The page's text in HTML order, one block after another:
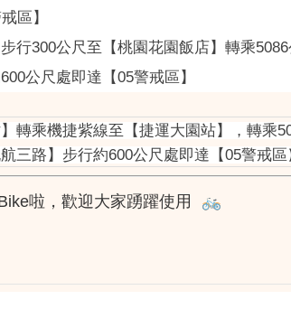
區】
步行300公尺至【桃園花園飯店】轉乘
公尺處即達【05警戒區】
】轉乘機捷紫線至【捷運大園站】，轉
三路】步行約600公尺處即達【05警戒區
啦，歡迎大家踴躍使用